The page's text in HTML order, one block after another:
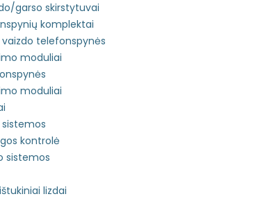
garso skirstytuvai
komplektai
telefonspynės
moduliai
moduliai
kontrolė
sistemos
lizdai